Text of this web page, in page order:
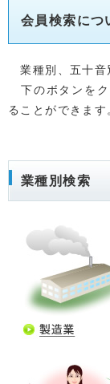
会員検索につ
業種別、五十音
下のボタンをク
ることができます
業種別検索